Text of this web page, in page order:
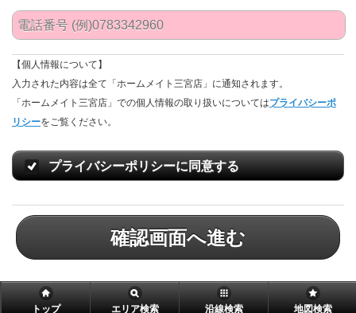
【個人情報について】
入力された内容は全て「ホームメイト三宮店」に通知されます。
「ホームメイト三宮店」での個人情報の取り扱いについてはプライバシーポ
リシーをご覧ください。
プライバシーポリシーに同意する
確認画面へ進む
トップ エリア検索 沿線検索 地図検索